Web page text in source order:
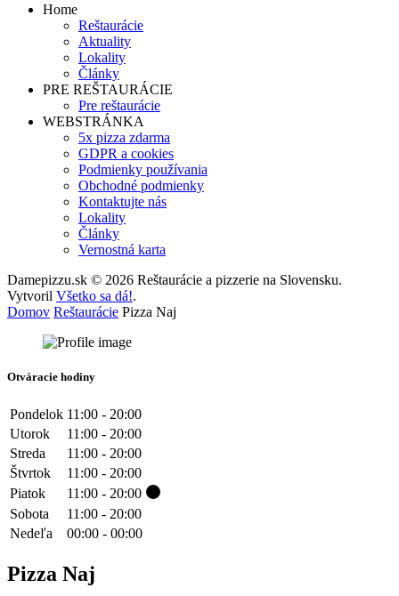
Home
Reštaurácie
Aktuality
Lokality
Články
PRE REŠTAURÁCIE
Pre reštaurácie
WEBSTRÁNKA
5x pizza zdarma
GDPR a cookies
Podmienky používania
Obchodné podmienky
Kontaktujte nás
Lokality
Články
Vernostná karta
Damepizzu.sk © 2026 Reštaurácie a pizzerie na Slovensku.
Vytvoril Všetko sa dá!.
Domov Reštaurácie Pizza Naj
Otváracie hodiny
Pondelok 11:00 - 20:00
Utorok
11:00 - 20:00
Streda
11:00 - 20:00
Štvrtok
11:00 - 20:00
Piatok
11:00 - 20:00
Sobota
11:00 - 20:00
Nedeľa
00:00 - 00:00
Pizza Naj